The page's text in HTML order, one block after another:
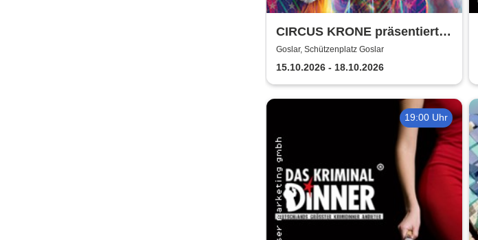
CIRCUS KRONE präsentiert
FARBENSPIEL - Gold Edition
| Goslar
Goslar, Schützenplatz Goslar
15.10.2026 - 18.10.2026
19:00 Uhr